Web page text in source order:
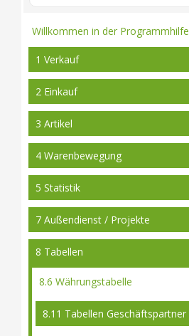
Willkommen in der Programmhilfe
1 Verkauf
2 Einkauf
3 Artikel
4 Warenbewegung
5 Statistik
7 Außendienst / Projekte
8 Tabellen
8.6 Währungstabelle
8.11 Tabellen Geschäftspartner